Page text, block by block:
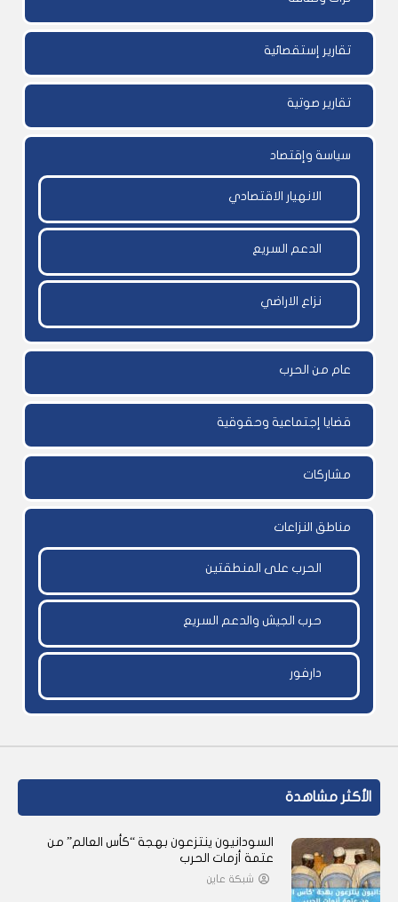
تقارير إستقصائية
تقارير صوتية
سياسة وإقتصاد
الانهيار الاقتصادي
الدعم السريع
نزاع الاراضي
عام من الحرب
قضايا إجتماعية وحقوقية
مشاركات
مناطق النزاعات
الحرب على المنطقتين
حرب الجيش والدعم السريع
دارفور
الأكثر مشاهدة
السودانيون ينتزعون بهجة “كأس العالم” من
عتمة أزمات الحرب
شبكة عاين